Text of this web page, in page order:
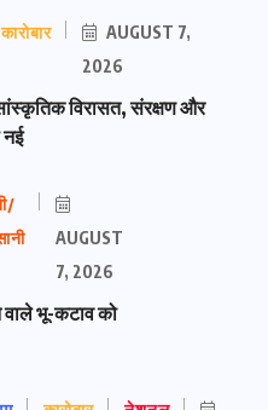
कारोबार
AUGUST 7,
2026
विरासत, संरक्षण और
नई
AUGUST
7, 2026
वाले भू-कटाव को